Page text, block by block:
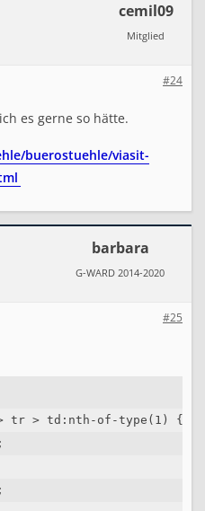
cemil09
Mitglied
#24
es gerne so hätte.
buerostuehle/viasit-
barbara
G-WARD 2014-2020
#25
tr > td:nth-of-type(1) {